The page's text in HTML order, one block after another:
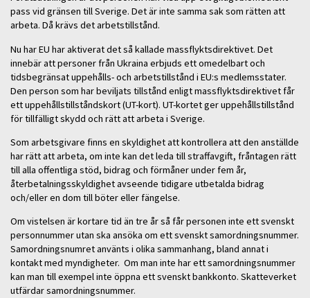
pass vid gränsen till Sverige. Det är inte samma sak som rätten att
arbeta. Då krävs det arbetstillstånd.
Nu har EU har aktiverat det så kallade massflyktsdirektivet. Det
innebär att personer från Ukraina erbjuds ett omedelbart och
tidsbegränsat uppehålls- och arbetstillstånd i EU:s medlemsstater.
Den person som har beviljats tillstånd enligt massflyktsdirektivet får
ett uppehållstillståndskort (UT-kort). UT-kortet ger uppehållstillstånd
för tillfälligt skydd och rätt att arbeta i Sverige.
Som arbetsgivare finns en skyldighet att kontrollera att den anställde
har rätt att arbeta, om inte kan det leda till straffavgift, fråntagen rätt
till alla offentliga stöd, bidrag och förmåner under fem år,
återbetalningsskyldighet avseende tidigare utbetalda bidrag
och/eller en dom till böter eller fängelse.
Om vistelsen är kortare tid än tre år så får personen inte ett svenskt
personnummer utan ska ansöka om ett svenskt samordningsnummer.
Samordningsnumret använts i olika sammanhang, bland annat i
kontakt med myndigheter. Om man inte har ett samordningsnummer
kan man till exempel inte öppna ett svenskt bankkonto. Skatteverket
utfärdar samordningsnummer.